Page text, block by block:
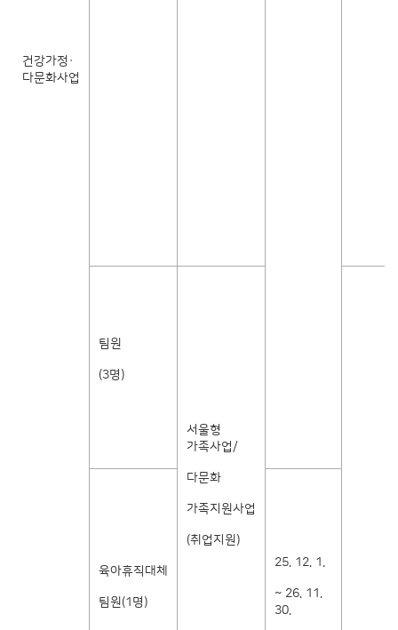
건강가정·
다문화사업
팀원
(3명)
서울형
가족사업/
다문화
가족지원사업
(취업지원)
육아휴직대체
팀원(1명)
25. 12. 1.
~ 26. 11.
30.